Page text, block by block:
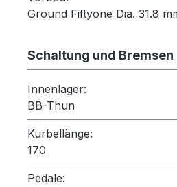
Ground Fiftyone Dia. 31.8
Schaltung und Bremsen
Innenlager:
BB-Thun
Kurbellänge:
170
Pedale: